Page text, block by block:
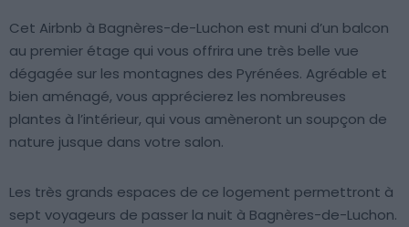
Cet Airbnb à Bagnères-de-Luchon est muni d’un balcon
au premier étage qui vous offrira une très belle vue
dégagée sur les montagnes des Pyrénées. Agréable et
bien aménagé, vous apprécierez les nombreuses
plantes à l’intérieur, qui vous amèneront un soupçon de
nature jusque dans votre salon.
Les très grands espaces de ce logement permettront à
sept voyageurs de passer la nuit à Bagnères-de-Luchon.